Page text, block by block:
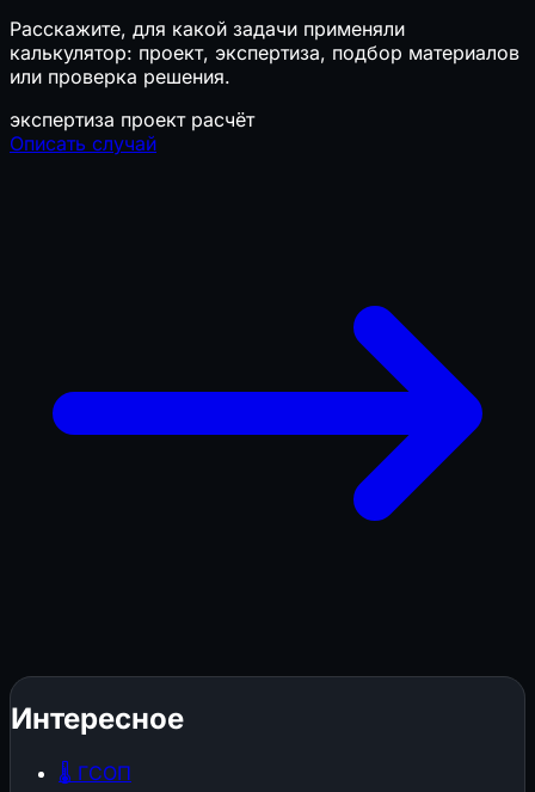
Расскажите, для какой задачи применяли
калькулятор: проект, экспертиза, подбор материалов
или проверка решения.
экспертиза проект расчёт
Описать случай
Интересное
🌡️ ГСОП